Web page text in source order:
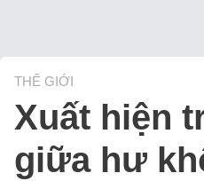
THẾ GIỚI
Xuất hiện
giữa hư